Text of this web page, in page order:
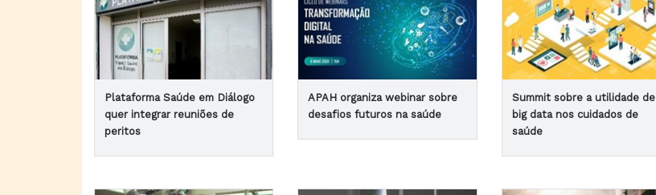
Plataforma Saúde em Diálogo
quer integrar reuniões de
peritos
APAH organiza webinar sobre
desafios futuros na saúde
Summit sobre a utilidade de
big data nos cuidados de
saúde